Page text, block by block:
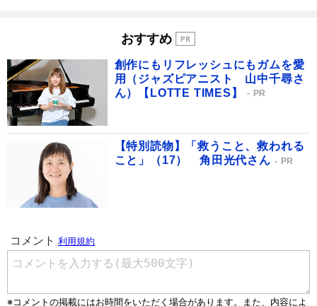
おすすめ
創作にもリフレッシュにもガムを愛
用（ジャズピアニスト 山中千尋さ
ん）【LOTTE TIMES】
PR
【特別読物】「救うこと、救われる
こと」（17） 角田光代さん
PR